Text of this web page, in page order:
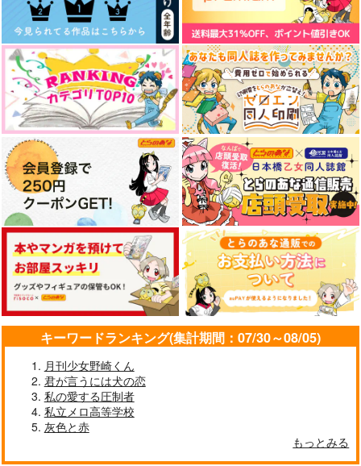
御曹司現パロ リアル
エビフライ据え置き編
さくらめんとス
330円（税込）
真壁一騎×皆城総士
サンプル
作品詳細
御曹司現パロ リアル
エビフライ連れ去り編
さくらめんとス
472円 （税込）
真壁一騎×皆城総士
サンプル
作品詳細
Christmas Assortme
nt
Blue Craft
1,257円（税込）
龍宮寺堅×花垣武道
サンプル
作品詳細
ねえよッ！
お米食べたい。
円（税込）
龍宮寺堅×花垣武道
サンプル
晦日に月
787
龍宮寺堅×花垣武道
サンプル サンプル
キーワードランキング(集計期間：07/30～08/05)
月刊少女野崎くん
君が言うには犬の恋
私の愛する圧制者
私立メロ高等学校
灰色と赤
もっとみる